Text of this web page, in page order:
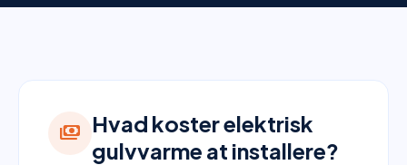
payments Hvad koster elektrisk
gulvvarme at installere?